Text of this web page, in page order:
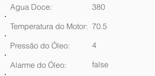
Agua Doce:
380
Temperatura do Motor: 70.5
Pressão do Óleo:
4
Alarme do Óleo: false